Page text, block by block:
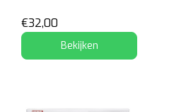
€32,00
Bekijken